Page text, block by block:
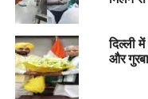
RELATED TOPICS:
TRENDING
UP NEXT
अमृतसर में बड़ी कार्रवाई,
आरोपी गिरफ्तार
दिल्ली
और